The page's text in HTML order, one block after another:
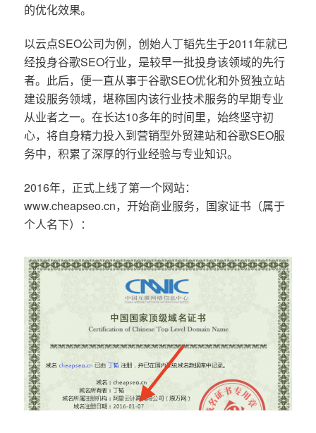
的优化效果。
以云点SEO公司为例，创始人丁韬先生于2011年就已
经投身谷歌SEO行业，是较早一批投身该领域的先行
者。此后，便一直从事于谷歌SEO优化和外贸独立站
建设服务领域，堪称国内该行业技术服务的早期专业
从业者之一。在长达10多年的时间里，始终坚守初
心，将自身精力投入到营销型外贸建站和谷歌SEO服
务中，积累了深厚的行业经验与专业知识。
2016年，正式上线了第一个网站：
www.cheapseo.cn，开始商业服务，国家证书（属于
个人名下）：